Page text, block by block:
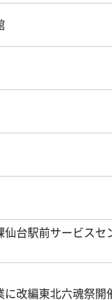
台駅前サービスセ
改編東北六魂祭開